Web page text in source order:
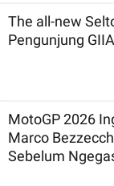
The all-new
Pengunjung
MotoGP 2026
Marco
Sebelum